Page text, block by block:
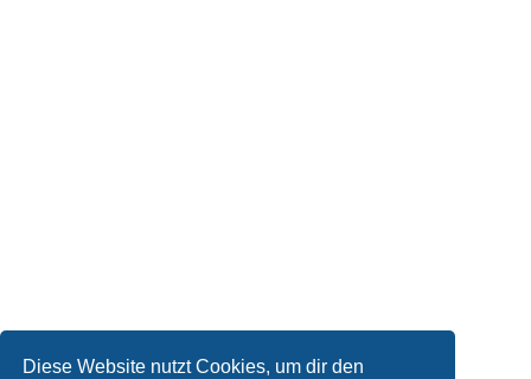
Diese Website nutzt Cookies, um dir den